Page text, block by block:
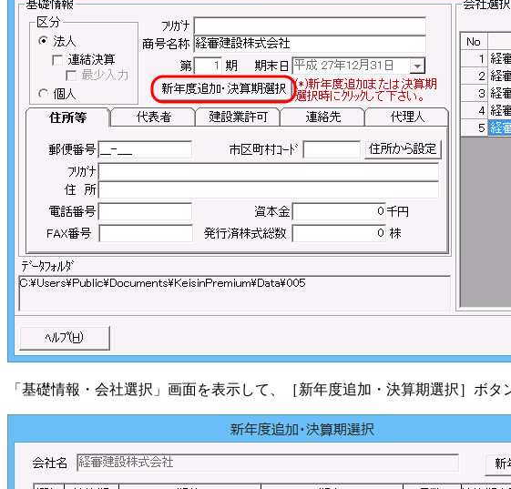
「基礎情報・会社選択」画面を表示して、［新年度追加・決算期選択］ボ